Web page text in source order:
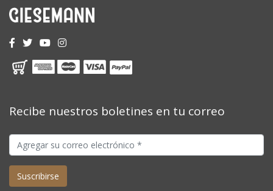
Recibe nuestros boletines en tu correo